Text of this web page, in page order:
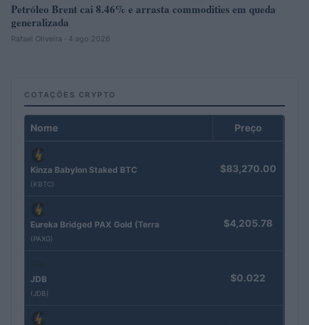
Petróleo Brent cai 8.46% e arrasta commodities em queda
generalizada
Rafael Oliveira · 4 ago 2026
COTAÇÕES CRYPTO
Nome Preço
Kinza Babylon Staked BTC
(KBTC)
$83,270.00
Eureka Bridged PAX Gold (Terra
(PAXG)
$4,205.78
JDB
(JDB)
$0.022